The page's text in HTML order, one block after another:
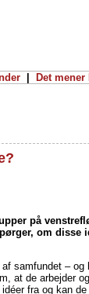
Det mener
på
om disse
samfundet –
at de arbejder
fra og kan